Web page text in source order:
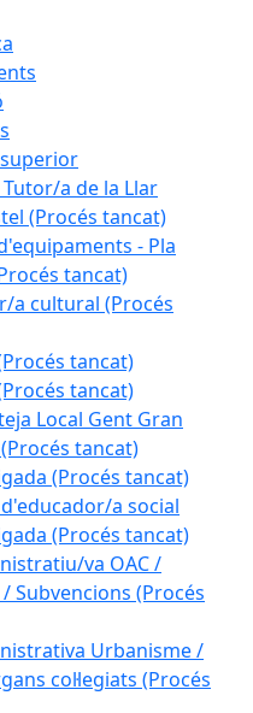
a de la Llar
(Procés tancat)
- Pla
tancat)
a cultural (Procés
tancat)
tancat)
Local Gent Gran
tancat)
(Procés tancat)
a social
(Procés tancat)
va OAC /
Subvencions (Procés
Urbanisme /
col·legiats (Procés